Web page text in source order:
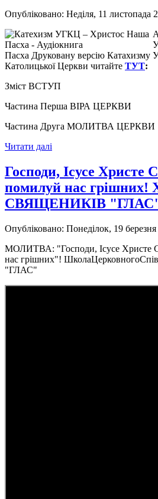
Опубліковано: Неділя, 11 листопада
Пасха Друковану версію Катахизму
Католицької Церкви читайте ТУТ:
Зміст ВСТУП
Частина Перша ВІРА ЦЕРКВИ
Частина Друга МОЛИТВА ЦЕРКВИ
Читати далі
Господи, Ісусе Христе
помилуй нас грішних!
СВЯЩЕНИКІВ
Опубліковано: Понеділок, 19
МОЛИТВА: "Господи, Ісусе Христе
нас грішних"!
"ГЛАС"